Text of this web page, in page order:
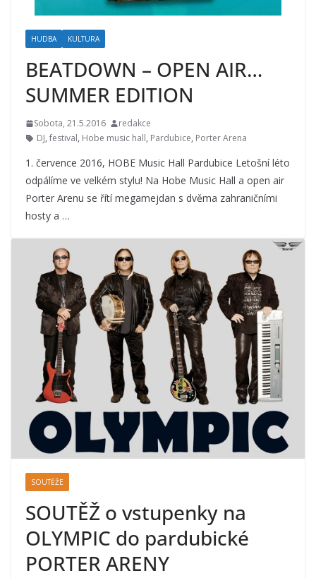
HUDBA KULTURA
BEATDOWN – OPEN AIR…
SUMMER EDITION
Sobota, 21.5.2016
redakce
DJ, festival, Hobe music hall, Pardubice, Porter Arena
1. července 2016, HOBE Music Hall Pardubice Letošní léto
odpálíme ve velkém stylu! Na Hobe Music Hall a open air
Porter Arenu se řítí megamejdan s dvěma zahraničními
hosty a …
SOUTĚŽE
SOUTĚŽ o vstupenky na
OLYMPIC do pardubické
PORTER ARENY